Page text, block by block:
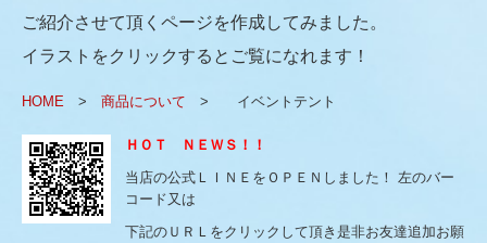
各種カバー
シートカーテン
オーニング
ご紹介させて頂くページを作成してみました。
イラストをクリックするとご覧になれます！
HOME > 商品について > イベントテント
ＨＯＴ ＮＥＷＳ！！
当店の公式ＬＩＮＥをＯＰＥＮしました！ 左のバー
コード又は
下記のＵＲＬをクリックして頂き是非お友達追加お願